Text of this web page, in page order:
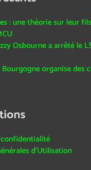
: une théorie sur leur
Osbourne a arrêté le
organise des
d’Utilisation